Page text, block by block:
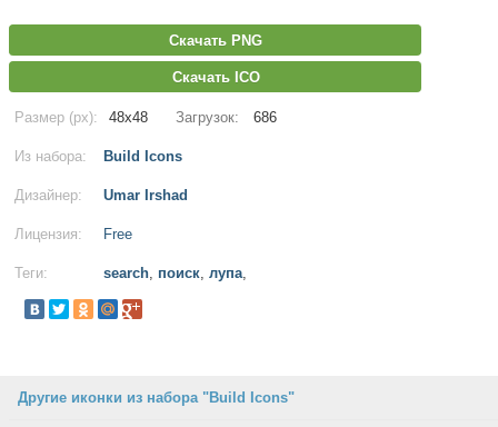
Скачать PNG
Скачать ICO
Размер (px): 48x48 Загрузок: 686
Из набора: Build Icons
Дизайнер: Umar Irshad
Лицензия: Free
Теги: search, поиск, лупа,
Другие иконки из набора "Build Icons"